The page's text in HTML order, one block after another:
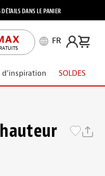
DÉTAILS DANS LE PANIER
FR
SOLDES